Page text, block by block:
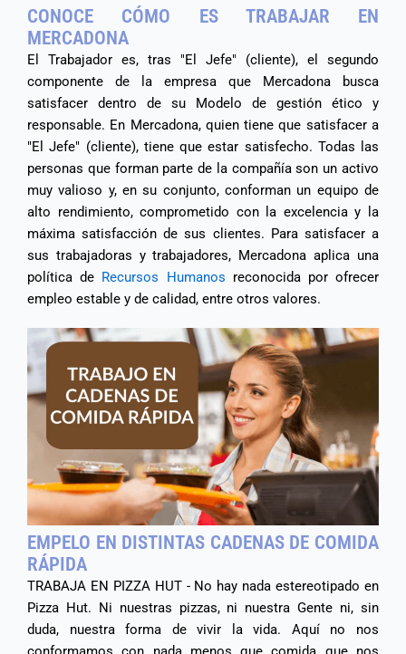
CONOCE CÓMO ES TRABAJAR EN
MERCADONA
El Trabajador es, tras "El Jefe" (cliente), el segundo
componente de la empresa que Mercadona busca
satisfacer dentro de su Modelo de gestión ético y
responsable. En Mercadona, quien tiene que satisfacer a
"El Jefe" (cliente), tiene que estar satisfecho. Todas las
personas que forman parte de la compañía son un activo
muy valioso y, en su conjunto, conforman un equipo de
alto rendimiento, comprometido con la excelencia y la
máxima satisfacción de sus clientes. Para satisfacer a
sus trabajadoras y trabajadores, Mercadona aplica una
política de Recursos Humanos reconocida por ofrecer
empleo estable y de calidad, entre otros valores.
EMPELO EN DISTINTAS CADENAS DE COMIDA
RÁPIDA
TRABAJA EN PIZZA HUT - No hay nada estereotipado en
Pizza Hut. Ni nuestras pizzas, ni nuestra Gente ni, sin
duda, nuestra forma de vivir la vida. Aquí no nos